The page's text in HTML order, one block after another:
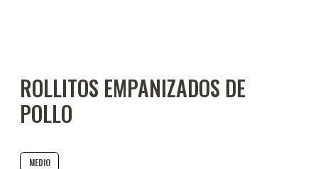
ROLLITOS EMPANIZADOS DE
POLLO
MEDIO